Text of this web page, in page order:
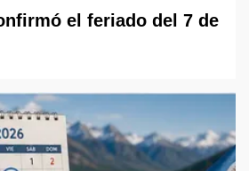
el feriado del 7 de